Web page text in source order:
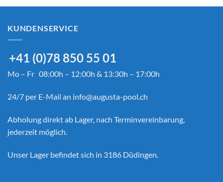
KUNDENSERVICE
+41 (0)78 850 55 01
Mo – Fr 08:00h – 12:00h & 13:30h – 17:00h
24/7 per E-Mail an info@augusta-pool.ch
Abholung direkt ab Lager, nach Terminvereinbarung,
jederzeit möglich.
Unser Lager befindet sich in 3186 Düdingen.